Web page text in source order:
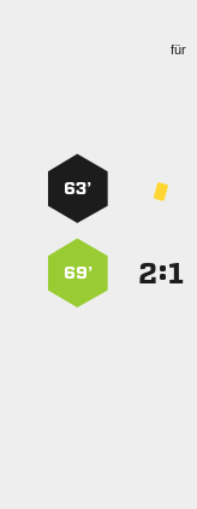
für
63’
:
69’